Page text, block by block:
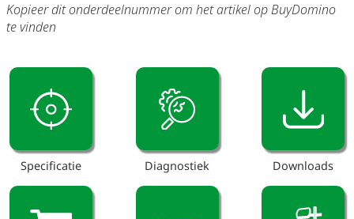
Kopieer dit onderdeelnummer om het artikel op BuyDomino
te vinden
Specificatie Diagnostiek Downloads